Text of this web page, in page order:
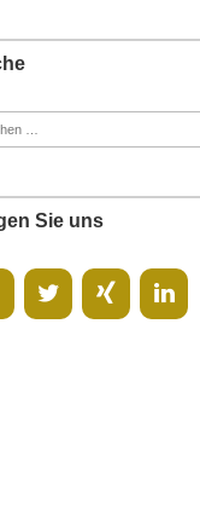
Sie uns